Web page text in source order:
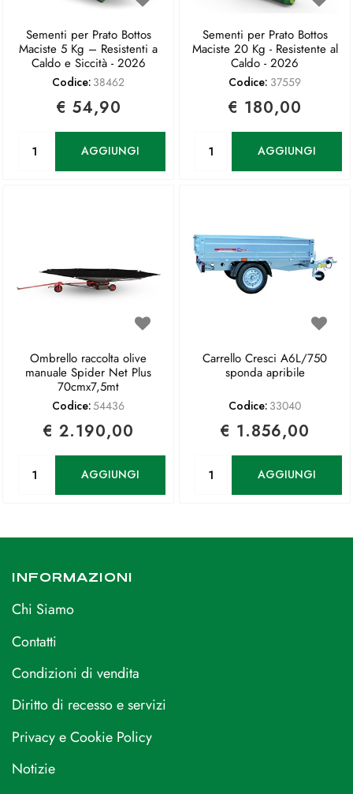
Sementi per Prato Bottos
Maciste 5 Kg – Resistenti a
Caldo e Siccità - 2026
Codice: 38462
€ 54,90
AGGIUNGI
Sementi per Prato Bottos
Maciste 20 Kg - Resistente al
Caldo - 2026
Codice: 37559
€ 180,00
AGGIUNGI
Ombrello raccolta olive
manuale Spider Net Plus
70cmx7,5mt
Codice:54436
€ 2.190,00
AGGIUNGI
Carrello Cresci A6L/750
sponda apribile
Codice: 33040
€ 1.856,00
AGGIUNGI
INFORMAZIONI
Chi Siamo
Contatti
Condizioni di vendita
Diritto di recesso e servizi
Privacy e Cookie Policy
Notizie